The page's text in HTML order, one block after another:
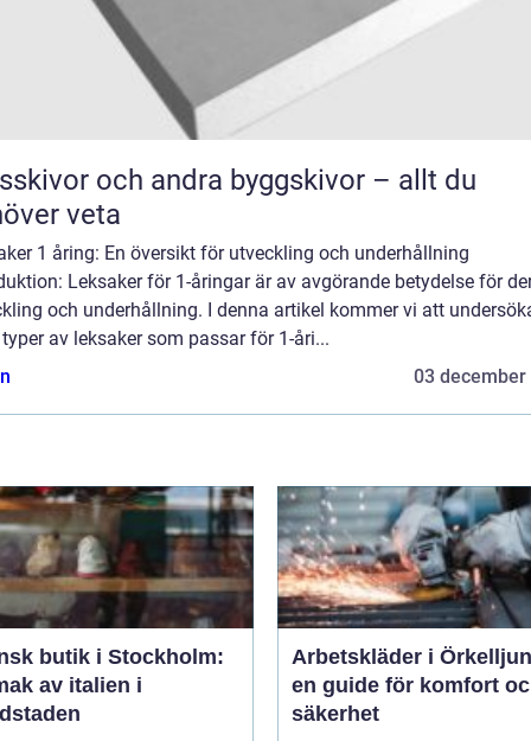
och andra byggskivor – allt du
veta
1 åring: En översikt för utveckling och underhållning
Leksaker för 1-åringar är av avgörande betydelse för
och underhållning. I denna artikel kommer vi att
av leksaker som passar för 1-åri...
03 december
butik i Stockholm:
av italien i
Arbetskläder i
en guide för komfort
säkerhet